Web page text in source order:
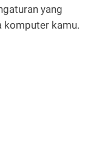
yang
komputer kamu.